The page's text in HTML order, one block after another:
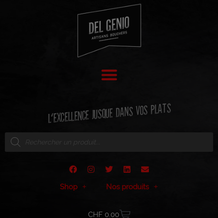
L'EXCELLENCE JUSQUE DANS VOS PLATS
Shop Nos produits
CHF0.00